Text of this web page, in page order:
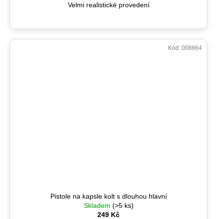
Velmi realistické provedení
Pistole na kapsle kolt s dlouhou hlavní
Skladem (>5 ks)
249 Kč
Kód: 008864